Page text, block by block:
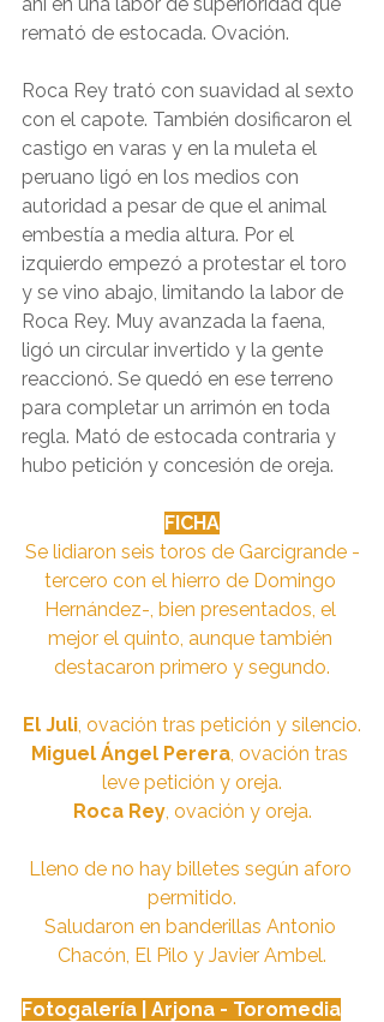
remató de estocada. Ovación.
Roca Rey trató con suavidad al sexto
con el capote. También dosificaron el
castigo en varas y en la muleta el
peruano ligó en los medios con
autoridad a pesar de que el animal
embestía a media altura. Por el
izquierdo empezó a protestar el toro
y se vino abajo, limitando la labor de
Roca Rey. Muy avanzada la faena,
ligó un circular invertido y la gente
reaccionó. Se quedó en ese terreno
para completar un arrimón en toda
regla. Mató de estocada contraria y
hubo petición y concesión de oreja.
FICHA
Se lidiaron seis toros de Garcigrande -
tercero con el hierro de Domingo
Hernández-, bien presentados, el
mejor el quinto, aunque también
destacaron primero y segundo.
El Juli, ovación tras petición y silencio.
Miguel Ángel Perera, ovación tras
leve petición y oreja.
Roca Rey, ovación y oreja.
Lleno de no hay billetes según aforo
permitido.
Saludaron en banderillas Antonio
Chacón, El Pilo y Javier Ambel.
Fotogalería | Arjona - Toromedia